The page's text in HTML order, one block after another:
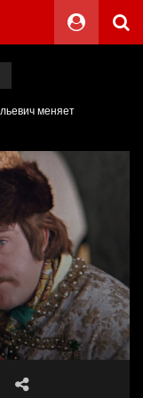
меняет